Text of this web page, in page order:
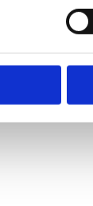
större plats,
och
där man